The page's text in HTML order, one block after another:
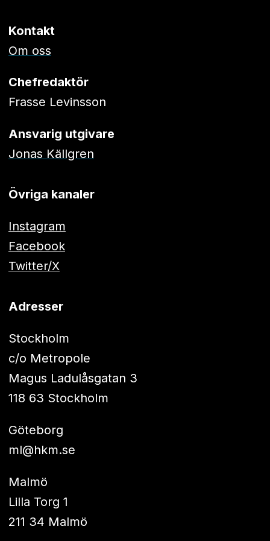
Kontakt
Om oss
Chefredaktör
Frasse Levinsson
Ansvarig utgivare
Jonas Källgren
Övriga kanaler
Instagram
Facebook
Twitter/X
Adresser
Stockholm
c/o Metropole
Magus Ladulåsgatan 3
118 63 Stockholm
Göteborg
ml@hkm.se
Malmö
Lilla Torg 1
211 34 Malmö